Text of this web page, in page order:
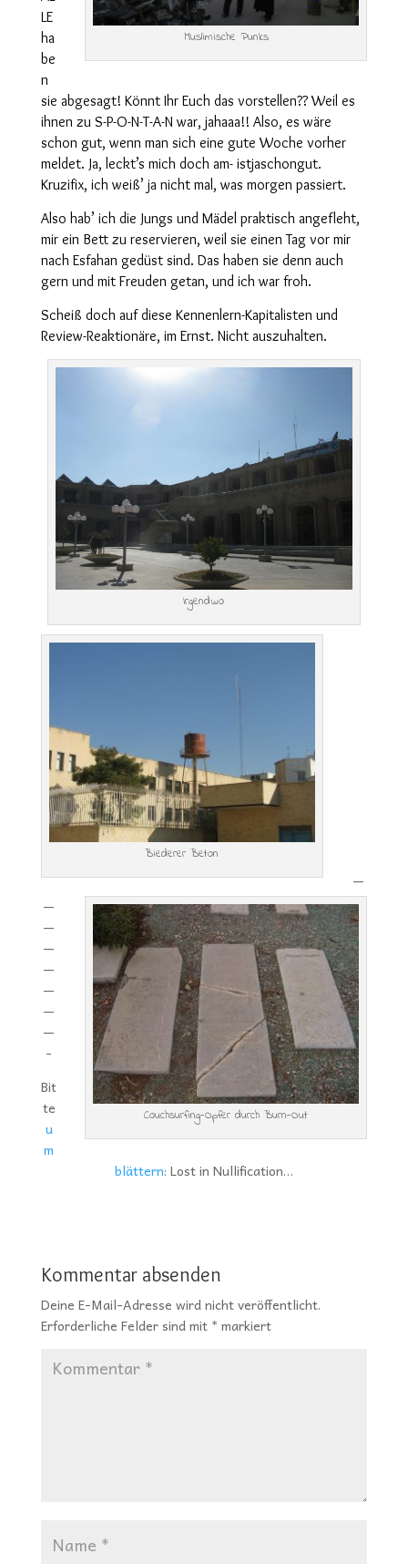
Muslimische Punks
LE
ha
be
n
sie abgesagt! Könnt Ihr Euch das vorstellen?? Weil es
ihnen zu S-P-O-N-T-A-N war, jahaaa!! Also, es wäre
schon gut, wenn man sich eine gute Woche vorher
meldet. Ja, leckt’s mich doch am- istjaschongut.
Kruzifix, ich weiß’ ja nicht mal, was morgen passiert.
Also hab’ ich die Jungs und Mädel praktisch angefleht,
mir ein Bett zu reservieren, weil sie einen Tag vor mir
nach Esfahan gedüst sind. Das haben sie denn auch
gern und mit Freuden getan, und ich war froh.
Scheiß doch auf diese Kennenlern-Kapitalisten und
Review-Reaktionäre, im Ernst. Nicht auszuhalten.
Irgendwo
Biederer Beton
Couchsurfing-Opfer durch Burn-Out
—
—
—
—
—
—
—
—
-
Bit
te
u
m
blättern: Lost in Nullification…
Kommentar absenden
Deine E-Mail-Adresse wird nicht veröffentlicht.
Erforderliche Felder sind mit * markiert